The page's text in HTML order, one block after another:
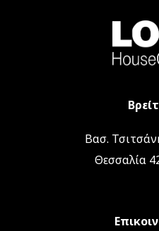
Βασ.
Θεσσαλία